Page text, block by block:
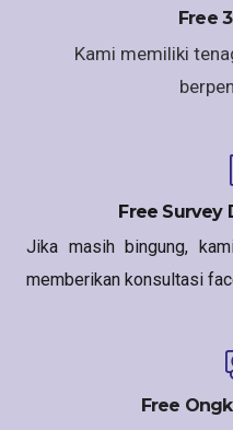
Free
Kami memiliki
Free Survey
Jika masih bingung,
memberikan konsultasi
Free